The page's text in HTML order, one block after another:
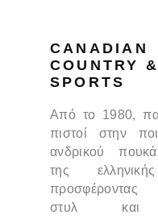
CANADIAN
COUNTRY
SPORTS
Από το 1980,
πιστοί στην
ανδρικού
της
προσφέροντας
στυλ και